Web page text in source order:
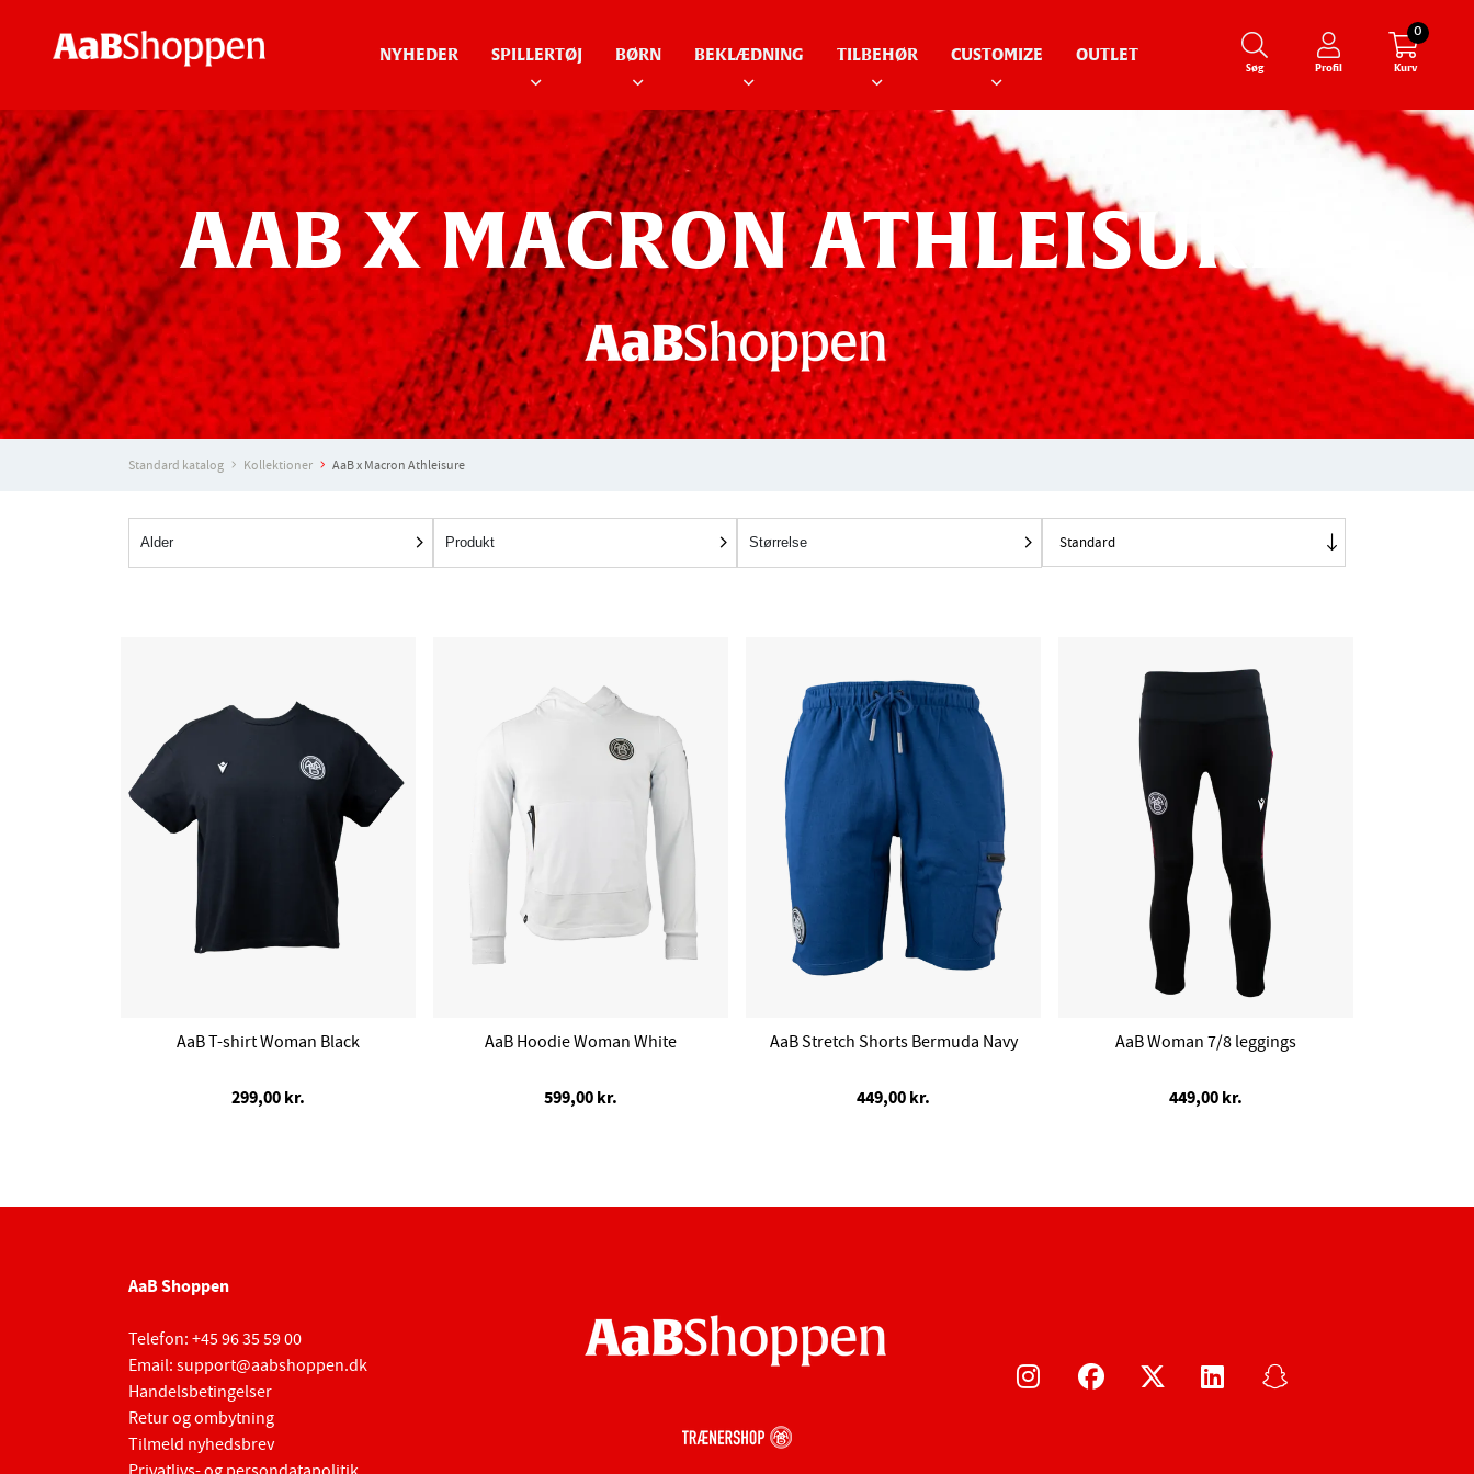
NYHEDER SPILLERTØJ BØRN BEKLÆDNING TILBEHØR CUSTOMIZE OUTLET
Søg Profil Kurv
0
AAB X MACRON ATHLEISURE
Standard katalog Kollektioner AaB x Macron Athleisure
Alder Produkt Størrelse
AaB T-shirt Woman Black
299,00 kr.
AaB Hoodie Woman White
599,00 kr.
AaB Stretch Shorts Bermuda Navy
449,00 kr.
AaB Woman 7/8 leggings
449,00 kr.
AaB Shoppen
Telefon: +45 96 35 59 00
Email: support@aabshoppen.dk
Handelsbetingelser
Retur og ombytning
Tilmeld nyhedsbrev